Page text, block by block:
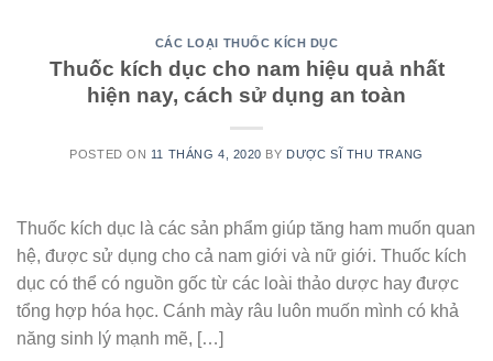
CÁC LOẠI THUỐC KÍCH DỤC
Thuốc kích dục cho nam hiệu quả nhất
hiện nay, cách sử dụng an toàn
POSTED ON 11 THÁNG 4, 2020 BY DƯỢC SĨ THU TRANG
Thuốc kích dục là các sản phẩm giúp tăng ham muốn quan
hệ, được sử dụng cho cả nam giới và nữ giới. Thuốc kích
dục có thể có nguồn gốc từ các loài thảo dược hay được
tổng hợp hóa học. Cánh mày râu luôn muốn mình có khả
năng sinh lý mạnh mẽ, […]